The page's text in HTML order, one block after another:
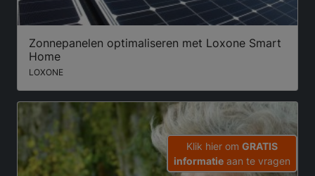
Zonnepanelen optimaliseren met Loxone Smart
Home
LOXONE
Klik hier om GRATIS
informatie aan te vragen